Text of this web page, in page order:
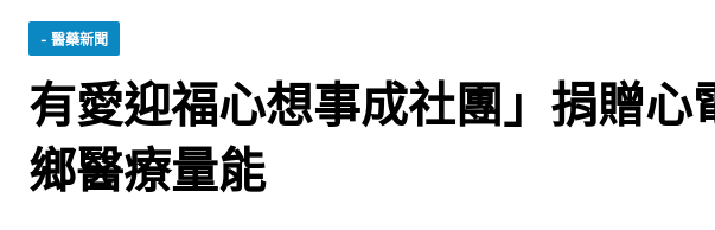
- 醫藥新聞
有愛迎福心想事成社團」捐贈
鄉醫療量能